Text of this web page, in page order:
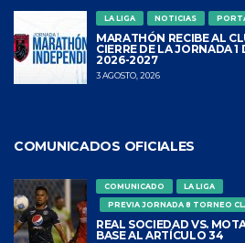
LA LIGA NOTICIAS
MARATHÓN RECIBE AL
CIERRE DE LA JORNADA
2026-2027
3 AGOSTO, 2026
COMUNICADOS OFICIALES
COMUNICADO
LA LIGA
PREVIA JORNADA 8 TORNEO
REAL SOCIEDAD VS.
BASE AL ARTÍCULO 34